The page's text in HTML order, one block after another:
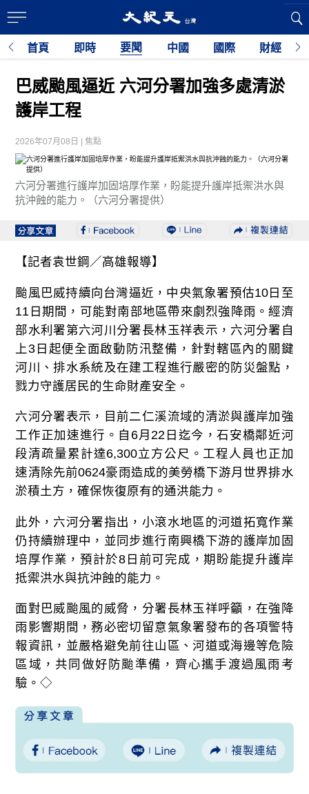
首頁 即時 要聞 中國 國際 財經
巴威颱風逼近 六河分署加強多處清淤
護岸工程
2026年07月08日 | 焦點
六河分署進行護岸加固培厚作業，盼能提升護岸抵禦洪水與
抗沖蝕的能力。（六河分署提供）
【記者袁世鋼／高雄報導】
颱風巴威持續向台灣逼近，中央氣象署預估10日至
11日期間，可能對南部地區帶來劇烈強降雨。經濟
部水利署第六河川分署長林玉祥表示，六河分署自
上3日起便全面啟動防汛整備，針對轄區內的關鍵
河川、排水系統及在建工程進行嚴密的防災盤點，
戮力守護居民的生命財產安全。
六河分署表示，目前二仁溪流域的清淤與護岸加強
工作正加速進行。自6月22日迄今，石安橋鄰近河
段清疏量累計達6,300立方公尺。工程人員也正加
速清除先前0624豪雨造成的美勞橋下游月世界排水
淤積土方，確保恢復原有的通洪能力。
此外，六河分署指出，小滾水地區的河道拓寬作業
仍持續辦理中，並同步進行南興橋下游的護岸加固
培厚作業，預計於8日前可完成，期盼能提升護岸
抵禦洪水與抗沖蝕的能力。
面對巴威颱風的威脅，分署長林玉祥呼籲，在強降
雨影響期間，務必密切留意氣象署發布的各項警特
報資訊，並嚴格避免前往山區、河道或海邊等危險
區域，共同做好防颱準備，齊心攜手渡過風雨考
驗。◇